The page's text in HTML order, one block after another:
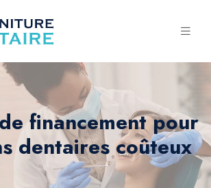
financement pour
dentaires coûteux